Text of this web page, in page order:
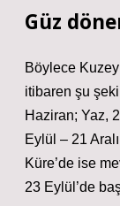
Güz
Böylece Kuzey
itibaren şu
Haziran; Yaz,
Eylül – 21
Küre’de ise
23 Eylül’de